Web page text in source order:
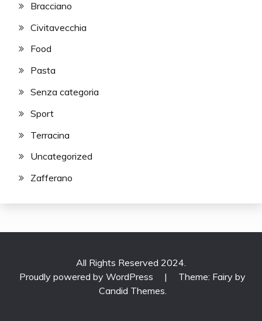
Bracciano
Civitavecchia
Food
Pasta
Senza categoria
Sport
Terracina
Uncategorized
Zafferano
All Rights Reserved 2024.
Proudly powered by WordPress
|
Theme: Fairy by
Candid Themes.